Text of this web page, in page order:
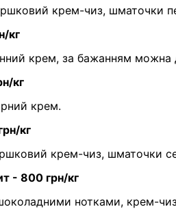
крем-чиз, шматочки
кг
крем, за бажанням можна
кг
крем.
кг
крем-чиз, шматочки
- 800 грн/кг
нотками, крем-